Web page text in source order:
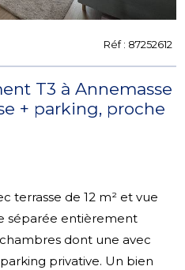
Réf : 87252612
T3 à Annemasse
+ parking, proche
terrasse de 12 m² et vue
séparée entièrement
dont une avec
privative. Un bien